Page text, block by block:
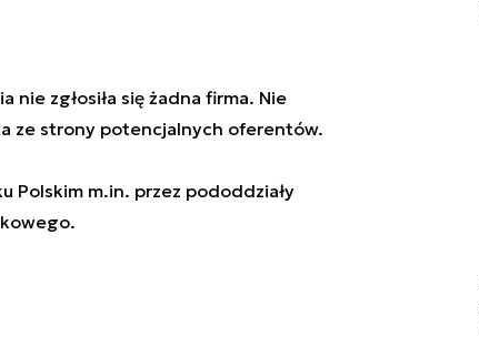
zgłosiła się żadna firma. Nie
ze strony potencjalnych oferentów.
Polskim m.in. przez pododdziały